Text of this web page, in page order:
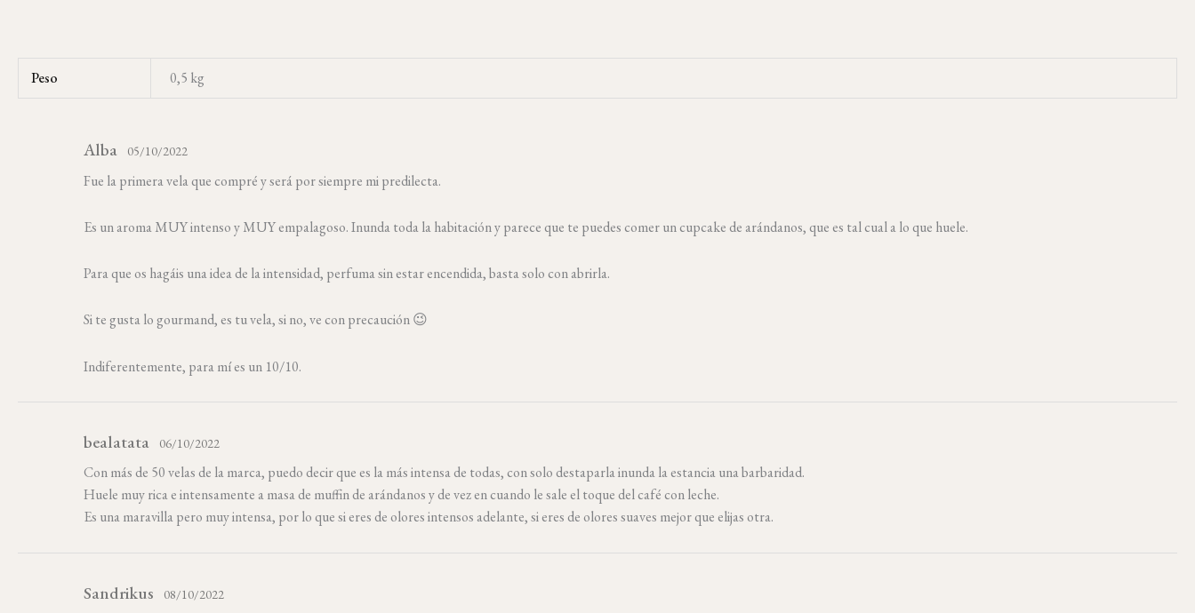
Peso 0,5 kg
Alba 05/10/2022
Fue la primera vela que compré y será por siempre mi predilecta.
Es un aroma MUY intenso y MUY empalagoso. Inunda toda la habitación y parece que te puedes comer un cupcake de arándanos, que es tal cual a lo que huele.
Para que os hagáis una idea de la intensidad, perfuma sin estar encendida, basta solo con abrirla.
Si te gusta lo gourmand, es tu vela, si no, ve con precaución 😉
Indiferentemente, para mí es un 10/10.
bealatata 06/10/2022
Con más de 50 velas de la marca, puedo decir que es la más intensa de todas, con solo destaparla inunda la estancia una barbaridad.
Huele muy rica e intensamente a masa de muffin de arándanos y de vez en cuando le sale el toque del café con leche.
Es una maravilla pero muy intensa, por lo que si eres de olores intensos adelante, si eres de olores suaves mejor que elijas otra.
Sandrikus 08/10/2022
Descubre tus velas
favoritas
Hay aromas que parecen escritos para ti. Haz
el test y descubre las velas que convertirán tu
Dinos un día especial para ti y lo
haremos más especial aún